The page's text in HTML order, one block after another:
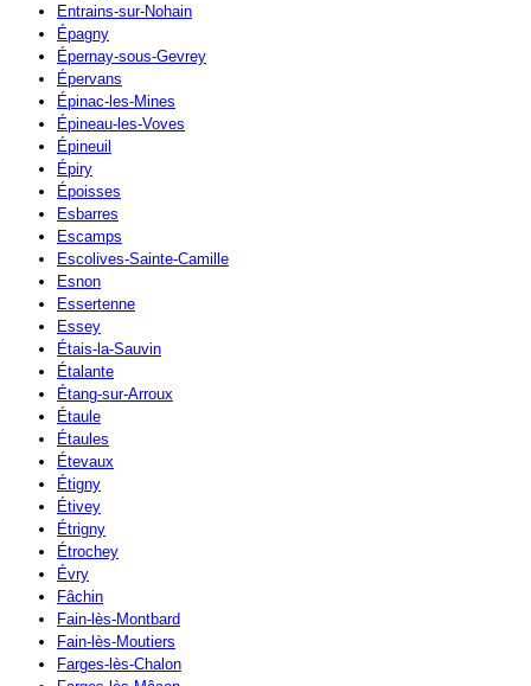
Entrains-sur-Nohain
Épagny
Épernay-sous-Gevrey
Épervans
Épinac-les-Mines
Épineau-les-Voves
Épineuil
Épiry
Époisses
Esbarres
Escamps
Escolives-Sainte-Camille
Esnon
Essertenne
Essey
Étais-la-Sauvin
Étalante
Étang-sur-Arroux
Étaule
Étaules
Étevaux
Étigny
Étivey
Étrigny
Étrochey
Évry
Fâchin
Fain-lès-Montbard
Fain-lès-Moutiers
Farges-lès-Chalon